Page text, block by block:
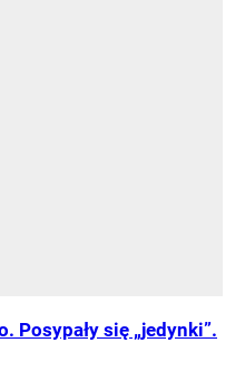
Posypały się „jedynki”.